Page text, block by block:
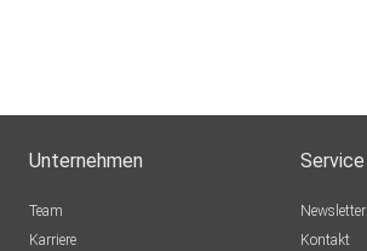
Unternehmen
Team
Karriere
Service
Newsletter
Kontakt